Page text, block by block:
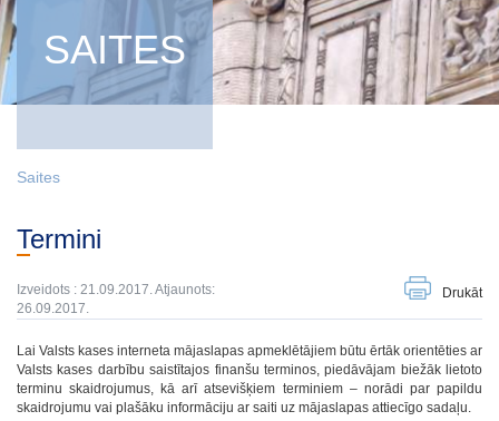
SAITES
Saites
Termini
Izveidots : 21.09.2017. Atjaunots:
26.09.2017.
Drukāt
Lai Valsts kases interneta mājaslapas apmeklētājiem būtu ērtāk orientēties ar
Valsts kases darbību saistītajos finanšu terminos, piedāvājam biežāk lietoto
terminu skaidrojumus, kā arī atsevišķiem terminiem – norādi par papildu
skaidrojumu vai plašāku informāciju ar saiti uz mājaslapas attiecīgo sadaļu.